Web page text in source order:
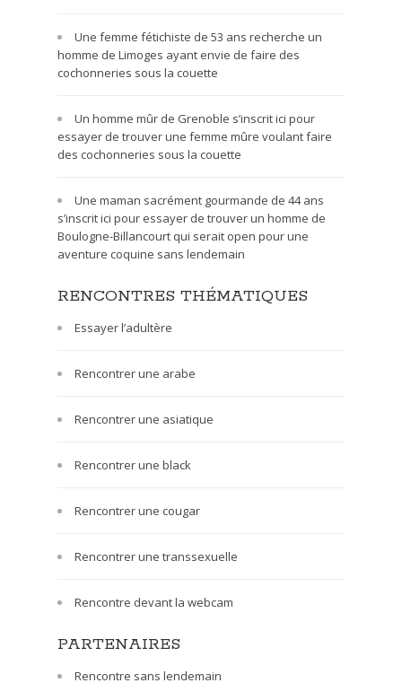
Une femme fétichiste de 53 ans recherche un
homme de Limoges ayant envie de faire des
cochonneries sous la couette
Un homme mûr de Grenoble s’inscrit ici pour
essayer de trouver une femme mûre voulant faire
des cochonneries sous la couette
Une maman sacrément gourmande de 44 ans
s’inscrit ici pour essayer de trouver un homme de
Boulogne-Billancourt qui serait open pour une
aventure coquine sans lendemain
RENCONTRES THÉMATIQUES
Essayer l’adultère
Rencontrer une arabe
Rencontrer une asiatique
Rencontrer une black
Rencontrer une cougar
Rencontrer une transsexuelle
Rencontre devant la webcam
PARTENAIRES
Rencontre sans lendemain